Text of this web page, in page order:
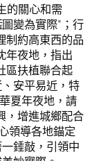
的關心和需
變為實際”；行
制約高東西的品
年夜地，指出
區扶植聯合起
安平易近，特
夏年夜地，請
，增進城鄉配合
領導各地錨定
錘敲，引領中